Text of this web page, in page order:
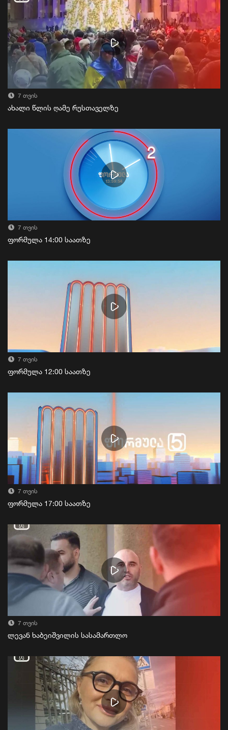
7 თვის
ახალი წლის ღამე რუსთაველზე
7 თვის
ფორმულა 14:00 საათზე
7 თვის
ფორმულა 12:00 საათზე
7 თვის
ფორმულა 17:00 საათზე
7 თვის
ლევან ხაბეიშვილის სასამართლო